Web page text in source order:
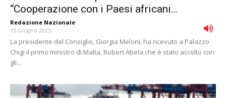
“Cooperazione con i Paesi africani...
Redazione Nazionale -
15 Giugno 2023
La presidente del Consiglio, Giorgia Meloni, ha ricevuto a Palazzo
Chigi il primo ministro di Malta, Robert Abela che è stato accolto con
gli...